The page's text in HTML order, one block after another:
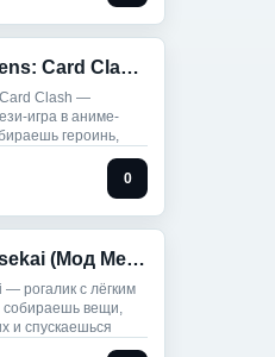
Mythic Maidens: Card Clash (Мод меню)
Clash —
игра в аниме-
героинь,
0
BagMaster Isekai (Мод Меню)
— рогалик с лёгким
собираешь вещи,
и спускаешься